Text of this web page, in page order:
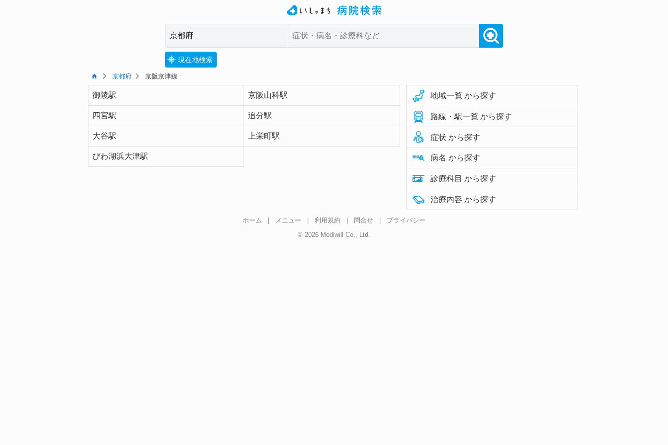
現在地検索
京都府 京阪京津線
御陵駅 京阪山科駅
四宮駅 追分駅
大谷駅 上栄町駅
びわ湖浜大津駅
地域一覧 から探す
路線・駅一覧 から探す
症状 から探す
病名 から探す
診療科目 から探す
治療内容 から探す
ホーム | メニュー | 利用規約 | 問合せ |
プライバシー
© 2026 Mediwill Co., Ltd.